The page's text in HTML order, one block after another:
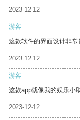
2023-12-12
游客
这款软件的界面设计非常
2023-12-12
游客
这款app就像我的娱乐小
2023-12-12